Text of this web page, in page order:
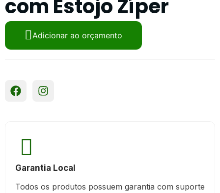
com Estojo Zíper
Adicionar ao orçamento
Garantia Local
Todos os produtos possuem garantia com suporte